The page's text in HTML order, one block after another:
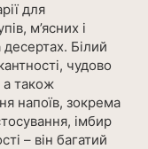
для
м’ясних і
Білий
чудово
також
напоїв, зокрема
імбир
– він багатий